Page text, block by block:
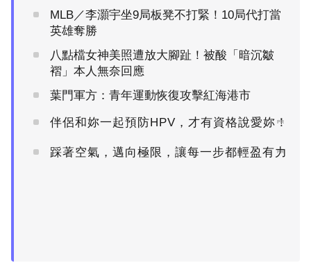
MLB／李灝宇坐9局板凳不打緊！10局代打當
英雄奪勝
八點檔女神美照遭放大腳趾！被酸「暗沉皺
褶」本人無奈回應
葉門軍方：青年運動恢復攻擊紅海港市
伴侶和妳一起預防HPV，才有資格說愛妳！
PR
踩著空氣，邁向極限，讓每一步都輕盈有力
PR